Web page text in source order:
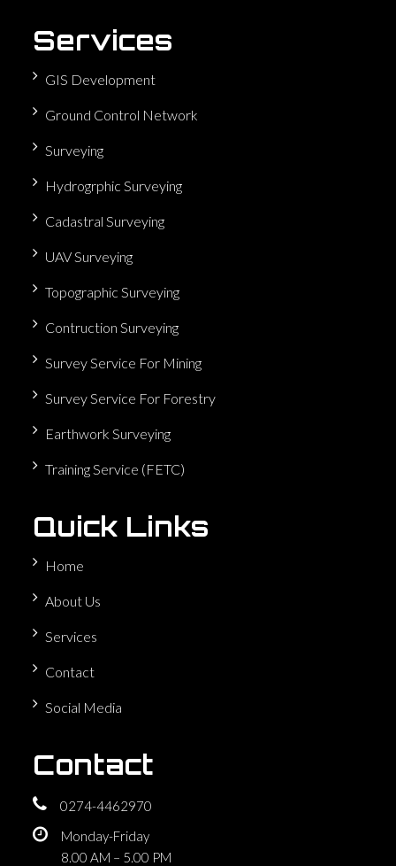
Services
GIS Development
Ground Control Network
Surveying
Hydrogrphic Surveying
Cadastral Surveying
UAV Surveying
Topographic Surveying
Contruction Surveying
Survey Service For Mining
Survey Service For Forestry
Earthwork Surveying
Training Service (FETC)
Quick Links
Home
About Us
Services
Contact
Social Media
Contact
0274-4462970
Monday-Friday
8.00 AM – 5.00 PM